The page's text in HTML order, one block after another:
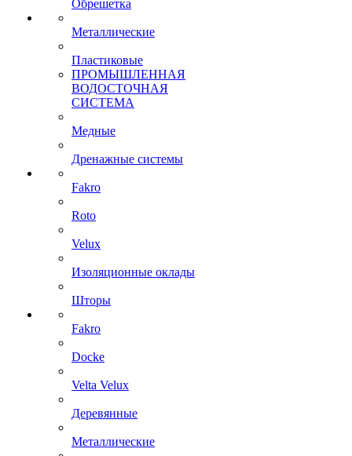
Обрешетка
Металлические
Пластиковые
ПРОМЫШЛЕННАЯ
ВОДОСТОЧНАЯ
СИСТЕМА
Медные
Дренажные системы
Fakro
Roto
Velux
Изоляционные оклады
Шторы
Fakro
Docke
Velta Velux
Деревянные
Металлические